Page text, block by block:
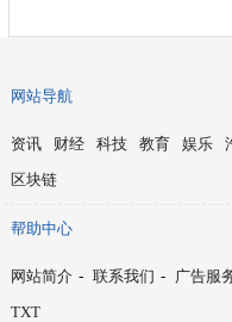
网站导航
资讯 财经 科技 教育 娱乐
区块链
帮助中心
网站简介 - 联系我们 - 广告服
TXT